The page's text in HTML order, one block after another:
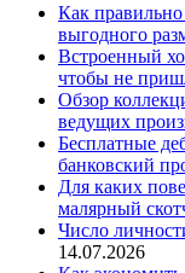
Как
выгодного
Встроенный
чтобы не
Обзор
ведущих
Бесплатные
банковский
Для каких
малярный
Число
14.07.2026